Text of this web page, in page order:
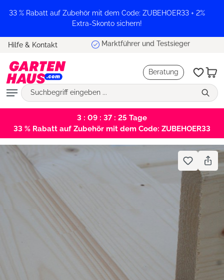
springen
33 % Rabatt auf Zubehör mit dem Code: ZUBEHOER33 + 2%
Extra-Skonto sichern!
Hilfe & Kontakt Marktführer und Testsieger
Beratung
3 : 09 : 37 : 25 Tage
33 % Rabatt auf Zubehör mit dem Code: ZUBEHOER33
Bildergalerie überspringen